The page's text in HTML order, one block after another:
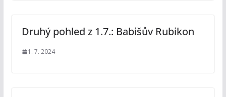
Druhý pohled z 1.7.: Babišův Rubikon
1. 7. 2024